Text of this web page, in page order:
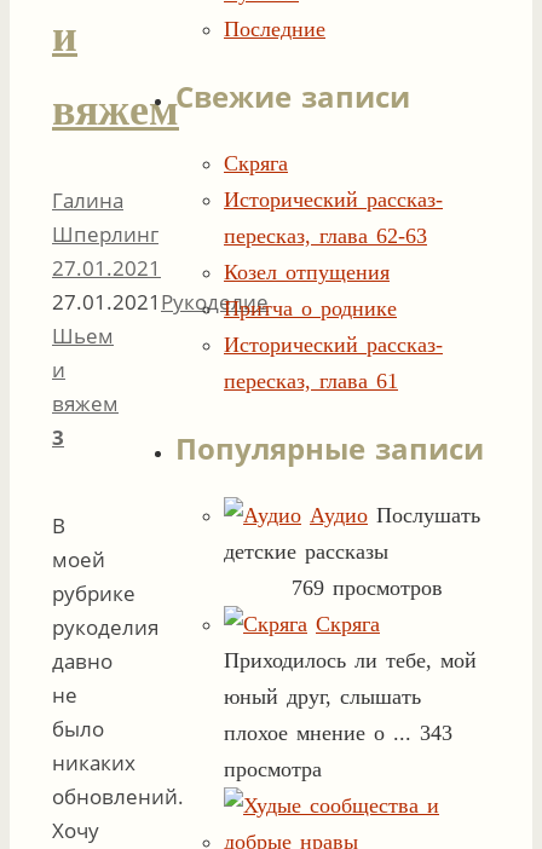
и
вяжем
Галина
Шперлинг
27.01.2021
27.01.2021 Рукоделие
Шьем
и
вяжем
3
В
моей
рубрике
рукоделия
давно
не
было
никаких
обновлений.
Хочу
Последние
Свежие записи
Скряга
Исторический рассказ-
пересказ, глава 62-63
Козел отпущения
Притча о роднике
Исторический рассказ-
пересказ, глава 61
Популярные записи
Аудио Послушать
детские рассказы
769 просмотров
Скряга
Приходилось ли тебе, мой
юный друг, слышать
плохое мнение о ... 343
просмотра